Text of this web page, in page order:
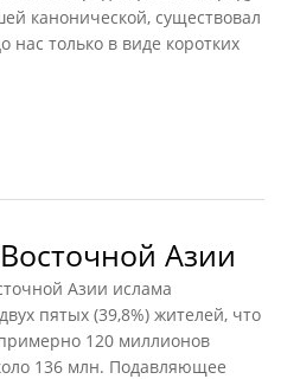
канонической, существовал
нас только в виде коротких
Азии
Азии ислама
пятых (39,8%) жителей, что
120 миллионов
136 млн. Подавляющее